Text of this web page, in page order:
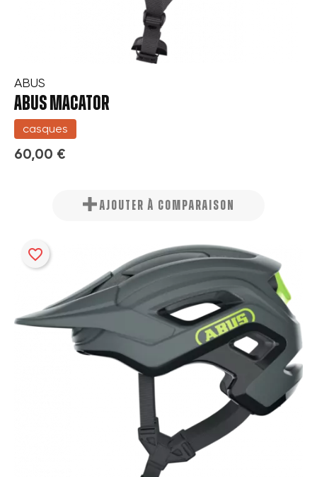
ABUS
ABUS MACATOR
casques
60,00 €
AJOUTER À COMPARAISON
favorite_border